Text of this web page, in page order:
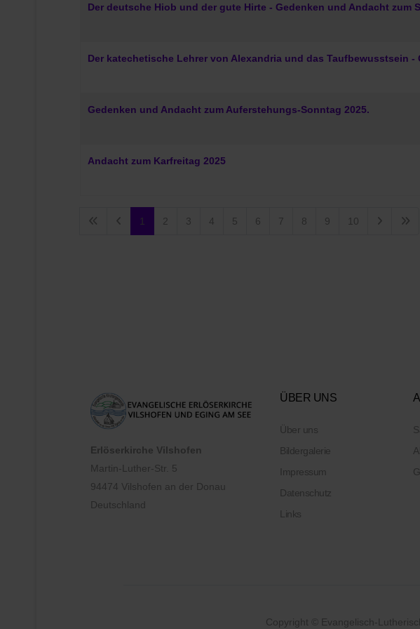
Der deutsche Hiob und der gute Hirte - Gedenken und Andacht zum
Der katechetische Lehrer von Alexandria und das Taufbewusstsein
Gedenken und Andacht zum Auferstehungs-Sonntag 2025.
Andacht zum Karfreitag 2025
1 2 3 4 5 6 7 8 9 10
Erlöserkirche Vilshofen
Martin-Luther-Str. 5
94474 Vilshofen an der Donau
Deutschland
ÜBER UNS
Über uns
Bildergalerie
Impressum
Datenschutz
Links
Copyright © Evangelisch-